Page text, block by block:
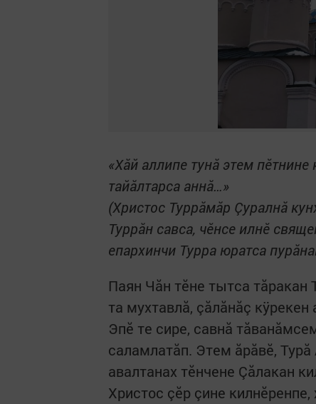
«Хăй аллипе тунă этем пĕтнине
тайăлтарса аннă…»
(Христос Туррăмăр Çуралнă
Туррăн савса, чĕнсе илнĕ
епархинчи Турра юратса
Паян Чăн тĕне тытса тăракан
та мухтавлă, çăлăнăç кÿрекен
Эпĕ те сире, савнă
саламлатăп. Этем ăрăвĕ,
авалтанах тĕнчене Çăлакан
Христос çĕр çине